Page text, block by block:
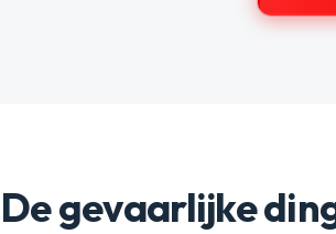
De gevaarlijke